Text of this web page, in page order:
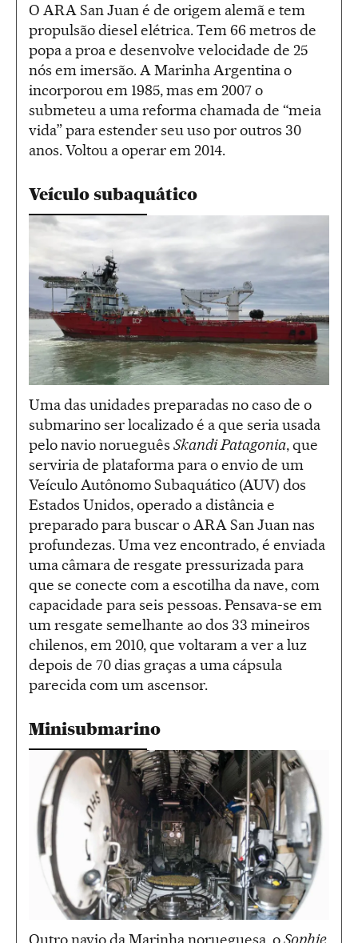
O ARA San Juan é de origem alemã e tem
propulsão diesel elétrica. Tem 66 metros de
popa a proa e desenvolve velocidade de 25
nós em imersão. A Marinha Argentina o
incorporou em 1985, mas em 2007 o
submeteu a uma reforma chamada de “meia
vida” para estender seu uso por outros 30
anos. Voltou a operar em 2014.
Veículo subaquático
Uma das unidades preparadas no caso de o
submarino ser localizado é a que seria usada
pelo navio norueguês Skandi Patagonia, que
serviria de plataforma para o envio de um
Veículo Autônomo Subaquático (AUV) dos
Estados Unidos, operado a distância e
preparado para buscar o ARA San Juan nas
profundezas. Uma vez encontrado, é enviada
uma câmara de resgate pressurizada para
que se conecte com a escotilha da nave, com
capacidade para seis pessoas. Pensava-se em
um resgate semelhante ao dos 33 mineiros
chilenos, em 2010, que voltaram a ver a luz
depois de 70 dias graças a uma cápsula
parecida com um ascensor.
Minisubmarino
Outro navio da Marinha norueguesa, oSophie